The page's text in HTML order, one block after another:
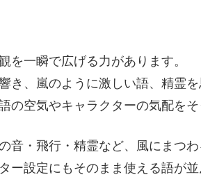
を一瞬で広げる力があります。
き、嵐のように激しい語、精霊
の空気やキャラクターの気配をそ
音・飛行・精霊など、風にまつわ
ー設定にもそのまま使える語が